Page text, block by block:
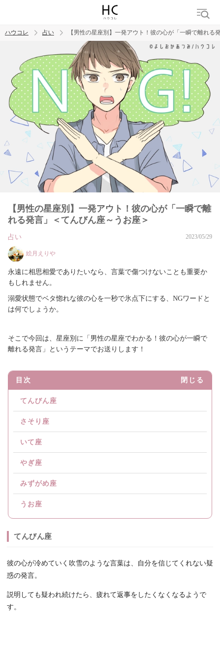
トレンド ワード
ハウコレ 占い 【男性の星座別】一発アウト！彼の心が「一瞬で離れる
【男性の星座別】一発アウト！彼の心が「一瞬で離
れる発言」＜てんびん座～うお座＞
占い 2023/05/29
絵月えりや
永遠に相思相愛でありたいなら、言葉で傷つけないことも重要か
もしれません。
溺愛状態でベタ惚れな彼の心を一秒で氷点下にする、NGワードと
は何でしょうか。
そこで今回は、星座別に「男性の星座でわかる！彼の心が一瞬で
離れる発言」というテーマでお送りします！
目次 閉じる
てんびん座
さそり座
いて座
やぎ座
みずがめ座
うお座
てんびん座
彼の心が冷めていく吹雪のような言葉は、自分を信じてくれない疑
惑の発言。
説明しても疑われ続けたら、疲れて返事をしたくなくなるようで
す。